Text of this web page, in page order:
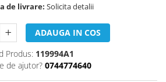
de livrare: Solicita detalii
ADAUGA IN COS
Produs: 119994A1
de ajutor? 0744774640